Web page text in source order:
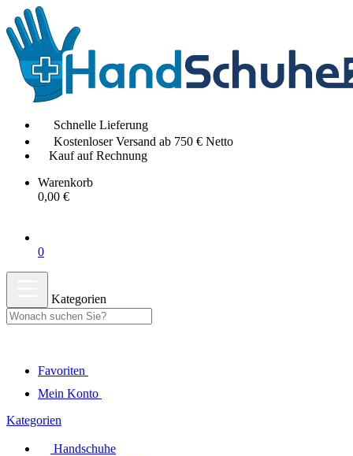
Schnelle Lieferung
Kostenloser Versand ab 750 € Netto
Kauf auf Rechnung
Warenkorb
0,00 €
0
Kategorien
Favoriten
Mein Konto
Kategorien
Handschuhe